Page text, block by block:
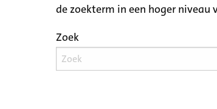
de zoekterm in een hoger niveau
Zoek